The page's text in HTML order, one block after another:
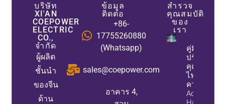
บริษัท
XI'AN
COEPOWER
ELECTRIC
CO.,
จำกัด
ผู้ผลิต
ชั้นนำ
ของจีน
ด้าน
ข้อมูล
ติดต่อ
+86-
17755260880
(Whatsapp)
sales@coepower.com
อาคาร 4,
สำรวจ
คุณสมบัติ
ของ
เรา
คู่มือการ
ปรับปรุง
คุณภาพ
ไฟฟ้า: เมื่อ
ควรติดตั้ง
Active